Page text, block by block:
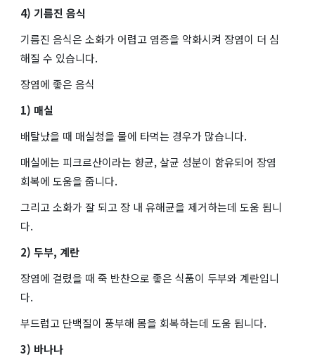
4) 기름진 음식
기름진 음식은 소화가 어렵고 염증을 악화시켜 장염이 더 심
해질 수 있습니다.
장염에 좋은 음식
1) 매실
배탈났을 때 매실청을 물에 타먹는 경우가 많습니다.
매실에는 피크르산이라는 향균, 살균 성분이 함유되어 장염
회복에 도움을 줍니다.
그리고 소화가 잘 되고 장 내 유해균을 제거하는데 도움 됩니
다.
2) 두부, 계란
장염에 걸렸을 때 죽 반찬으로 좋은 식품이 두부와 계란입니
다.
부드럽고 단백질이 풍부해 몸을 회복하는데 도움 됩니다.
3) 바나나